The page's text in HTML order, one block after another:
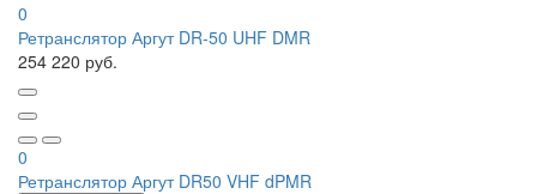
0
Ретранслятор Аргут DR-50 UHF DMR
254 220 руб.
0
Ретранслятор Аргут DR50 VHF dPMR